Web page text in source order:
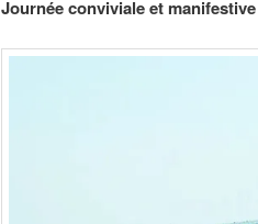
Journée conviviale et